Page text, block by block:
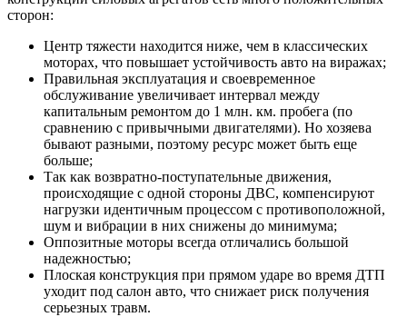
сторон:
Центр тяжести находится ниже, чем в классических
моторах, что повышает устойчивость авто на виражах;
Правильная эксплуатация и своевременное
обслуживание увеличивает интервал между
капитальным ремонтом до 1 млн. км. пробега (по
сравнению с привычными двигателями). Но хозяева
бывают разными, поэтому ресурс может быть еще
больше;
Так как возвратно-поступательные движения,
происходящие с одной стороны ДВС, компенсируют
нагрузки идентичным процессом с противоположной,
шум и вибрации в них снижены до минимума;
Оппозитные моторы всегда отличались большой
надежностью;
Плоская конструкция при прямом ударе во время ДТП
уходит под салон авто, что снижает риск получения
серьезных травм.